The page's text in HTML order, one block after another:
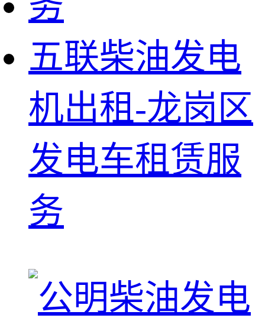
五联柴油发电
机出租-龙岗区
发电车租赁服
务